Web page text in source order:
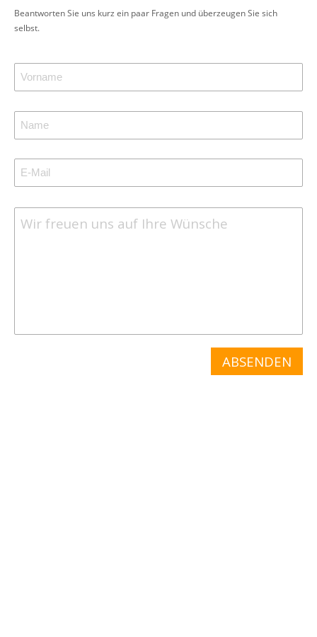
Beantworten Sie uns kurz ein paar Fragen und überzeugen Sie sich
selbst.